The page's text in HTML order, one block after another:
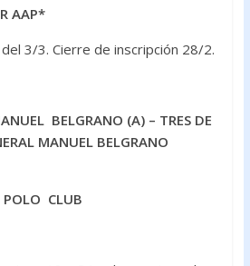
AAP*
3/3. Cierre de inscripción 28/2.
BELGRANO (A) – TRES DE
MANUEL BELGRANO
POLO CLUB